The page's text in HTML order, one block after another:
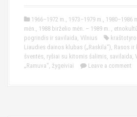
1966–1972 m., 1973–1979 m., 1980–1986
mėn., 1988 birželio mėn. – 1989 m. ,
pogrindis ir savilaida, Vilnius
Liaudies dainos klubas („Raskila“), Rasos ir
šventės, ryšiai su kitomis šalimis, savilaida,
„Ramuva“, žygeiviai Leave a comment